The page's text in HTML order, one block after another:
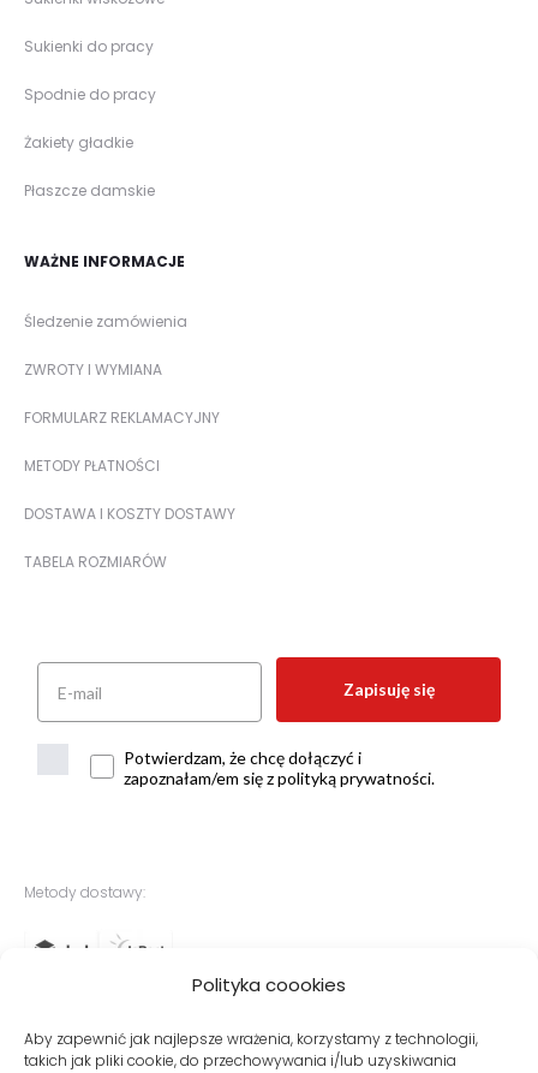
Polityka coookies
Aby zapewnić jak najlepsze wrażenia, korzystamy z technologii,
takich jak pliki cookie, do przechowywania i/lub uzyskiwania
Sukienki do pracy
Spodnie do pracy
Żakiety gładkie
Płaszcze damskie
WAŻNE INFORMACJE
Śledzenie zamówienia
ZWROTY I WYMIANA
FORMULARZ REKLAMACYJNY
METODY PŁATNOŚCI
DOSTAWA I KOSZTY DOSTAWY
TABELA ROZMIARÓW
Zapisuję się
Potwierdzam, że chcę dołączyć i
zapoznałam/em się z polityką prywatności.
Metody dostawy: